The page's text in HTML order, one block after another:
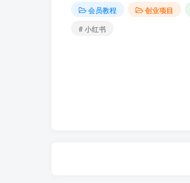
会员教程 创业项目
# 小红书